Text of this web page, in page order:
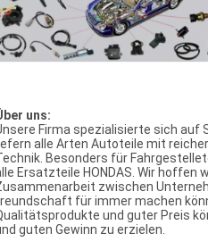
uns:
Firma spezialisierte sich auf
alle Arten Autoteile mit
Besonders für
Ersatzteile HONDAS. Wir hoffen
zwischen
für immer machen
und guter Preis
guten Gewinn zu erzielen.